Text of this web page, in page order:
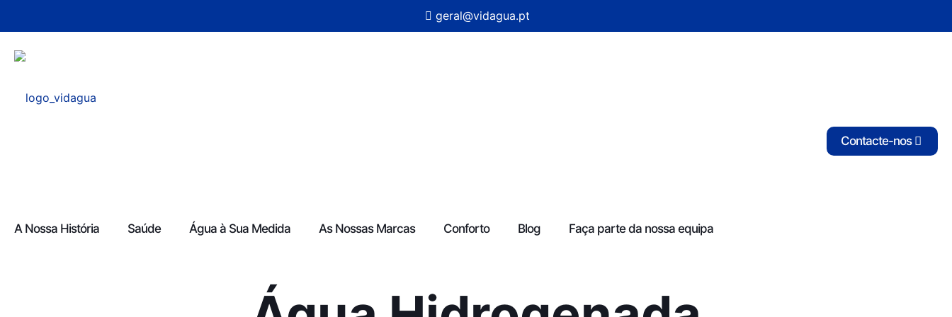
geral@vidagua.pt
A Nossa História Saúde Água à Sua Medida As Nossas Marcas Conforto Blog Faça parte da nossa equipa
Contacte-nos